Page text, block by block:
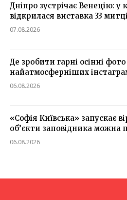
Дніпро зустрічає Венецію: у
відкрилася виставка 33
07.08.2026
Де зробити гарні осінні фото
найатмосферніших
06.08.2026
«Софія Київська» запускає
об’єкти заповідника можна
06.08.2026